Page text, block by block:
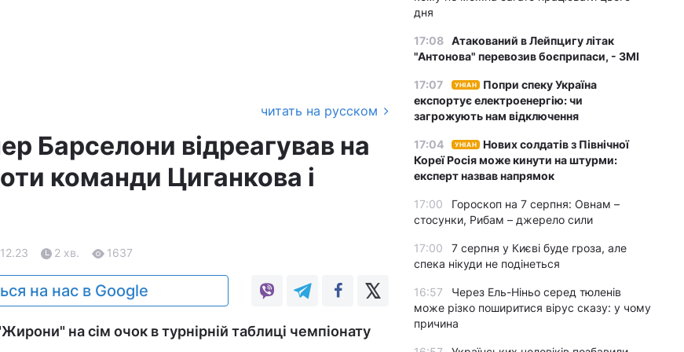
читать на русском
Барселони відреагував на
команди Циганкова і
2 хв. 1637
на нас в Google
на сім очок в турнірній таблиці чемпіонату
дня
17:08 Атакований в Лейпцигу літак
"Антонова" перевозив боєприпаси, - ЗМІ
17:07 УНІАН
Попри спеку Україна
експортує електроенергію: чи
загрожують нам відключення
17:04 УНІАН
Нових солдатів з Північної
Кореї Росія може кинути на штурми:
експерт назвав напрямок
17:00
Гороскоп на 7 серпня: Овнам –
стосунки, Рибам – джерело сили
17:00
7 серпня у Києві буде гроза, але
спека нікуди не подінеться
16:57
Через Ель-Ніньо серед тюленів
може різко поширитися вірус сказу: у чому
причина